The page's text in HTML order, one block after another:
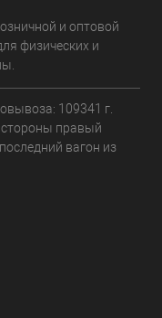
и оптовой
физических и
109341 г.
стороны правый
вагон из